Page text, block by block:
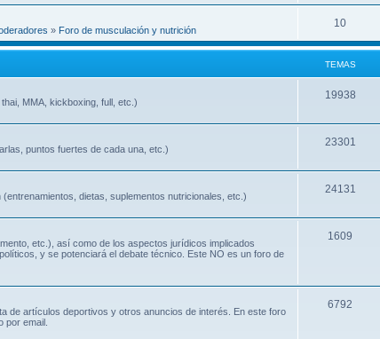
» Foro de musculación y nutrición
10
TEMAS
MMA, kickboxing, full, etc.)
19938
puntos fuertes de cada una, etc.)
23301
dietas, suplementos nutricionales, etc.)
24131
etc.), así como de los aspectos jurídicos implicados
y se potenciará el debate técnico. Este NO es un foro de
1609
de artículos deportivos y otros anuncios de interés. En este foro
por email.
6792